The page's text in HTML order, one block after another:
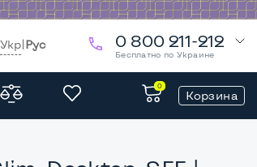
Укр|Рус 0 800 211-212
Бесплатно по Украине
0
Корзина